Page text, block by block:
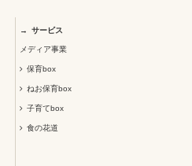
サービス
メディア事業
保育box
ねお保育box
子育てbox
食の花道